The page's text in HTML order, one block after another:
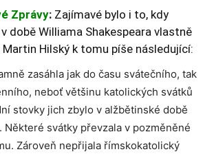
Zprávy: Zajímavé bylo i to, kdy
době Williama Shakespeara vlastně
Hilský k tomu píše následující:
zasáhla jak do času svátečního, tak
neboť většinu katolických svátků
stovky jich zbylo v alžbětinské době
Některé svátky převzala v pozměněné
Zároveň nepřijala římskokatolický